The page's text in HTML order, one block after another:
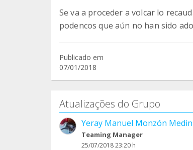
Se va a proceder a volcar lo
podencos que aún no han sido
Publicado em
07/01/2018
Atualizações do Grupo
Yeray Manuel Monzón
Teaming Manager
25/07/2018 23:20 h